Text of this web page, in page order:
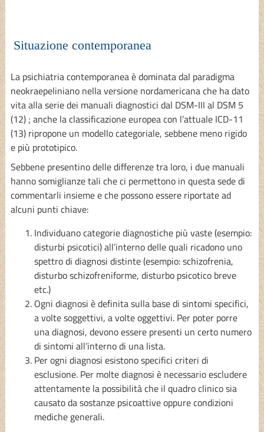
Situazione contemporanea
La psichiatria contemporanea è dominata dal paradigma
neokraepeliniano nella versione nordamericana che ha dato
vita alla serie dei manuali diagnostici dal DSM-III al DSM 5
(12) ; anche la classificazione europea con l’attuale ICD-11
(13) ripropone un modello categoriale, sebbene meno rigido
e più prototipico.
Sebbene presentino delle differenze tra loro, i due manuali
hanno somiglianze tali che ci permettono in questa sede di
commentarli insieme e che possono essere riportate ad
alcuni punti chiave:
Individuano categorie diagnostiche più vaste (esempio:
disturbi psicotici) all’interno delle quali ricadono uno
spettro di diagnosi distinte (esempio: schizofrenia,
disturbo schizofreniforme, disturbo psicotico breve
etc.)
Ogni diagnosi è definita sulla base di sintomi specifici,
a volte soggettivi, a volte oggettivi. Per poter porre
una diagnosi, devono essere presenti un certo numero
di sintomi all’interno di una lista.
Per ogni diagnosi esistono specifici criteri di
esclusione. Per molte diagnosi è necessario escludere
attentamente la possibilità che il quadro clinico sia
causato da sostanze psicoattive oppure condizioni
mediche generali.